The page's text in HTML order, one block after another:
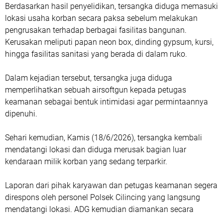
Berdasarkan hasil penyelidikan, tersangka diduga memasuki
lokasi usaha korban secara paksa sebelum melakukan
pengrusakan terhadap berbagai fasilitas bangunan.
Kerusakan meliputi papan neon box, dinding gypsum, kursi,
hingga fasilitas sanitasi yang berada di dalam ruko.
Dalam kejadian tersebut, tersangka juga diduga
memperlihatkan sebuah airsoftgun kepada petugas
keamanan sebagai bentuk intimidasi agar permintaannya
dipenuhi.
Sehari kemudian, Kamis (18/6/2026), tersangka kembali
mendatangi lokasi dan diduga merusak bagian luar
kendaraan milik korban yang sedang terparkir.
Laporan dari pihak karyawan dan petugas keamanan segera
direspons oleh personel Polsek Cilincing yang langsung
mendatangi lokasi. ADG kemudian diamankan secara